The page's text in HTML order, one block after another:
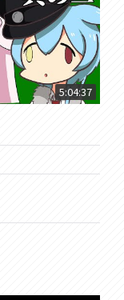
5:04:37